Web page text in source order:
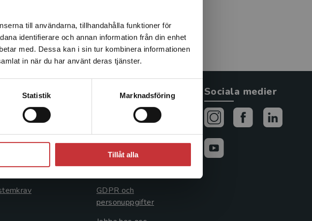
till användarna, tillhandahålla funktioner för
identifierare och annan information från din enhet
med. Dessa kan i sin tur kombinera informationen
in när du har använt deras tjänster.
Statistik Marknadsföring
Tillåt alla
via en
leveranser utanför
måste
mer
kundservice
31 21 00
och svar
Allmänna länkar
Avtal och rättigheter
Cookies
GDPR och
personuppgifter
Sociala medier